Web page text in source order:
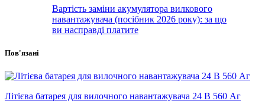
Вартість заміни акумулятора вилкового
навантажувача (посібник 2026 року): за що
ви насправді платите
Пов'язані
Літієва батарея для вилочного навантажувача 24 В 560 Аг